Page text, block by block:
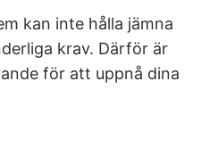
kan inte hålla jämna
krav. Därför är
för att uppnå dina